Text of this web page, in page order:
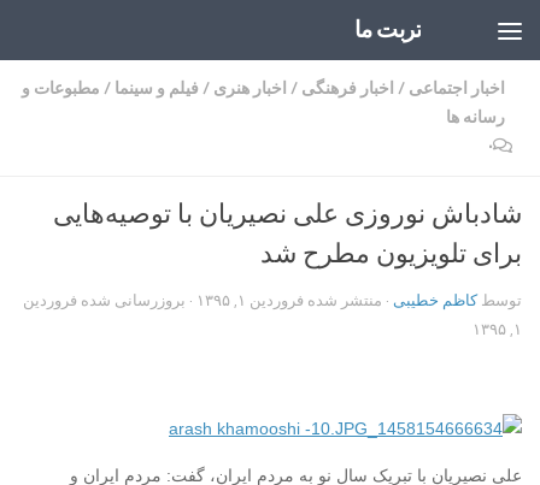
تربت ما
اخبار اجتماعی / اخبار فرهنگی / اخبار هنری / فیلم و سینما / مطبوعات و
رسانه ها
۰
شادباش نوروزی علی نصیریان با توصیه‌هایی
برای تلویزیون مطرح شد
توسطکاظم خطیبی · منتشر شده فروردین ۱, ۱۳۹۵ · بروزرسانی شده فروردین
۱, ۱۳۹۵
علی نصیریان با تبریک سال نو به مردم ایران،‌ گفت: مردم ایران و